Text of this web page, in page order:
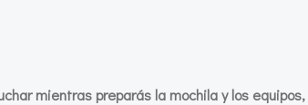
mientras preparás la mochila y los equipos,